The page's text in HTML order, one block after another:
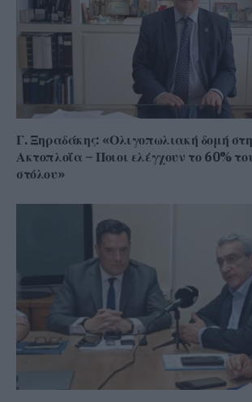
Γ. Ξηραδάκης: «Ολιγοπωλιακή δομή
Ακτοπλοΐα – Ποιοι ελέγχουν το 60%
στόλου»